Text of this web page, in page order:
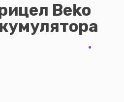
Beko